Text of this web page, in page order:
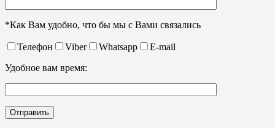
*Как Вам удобно, что бы мы с Вами связались
Телефон Viber Whatsapp
E-mail
Удобное вам время: